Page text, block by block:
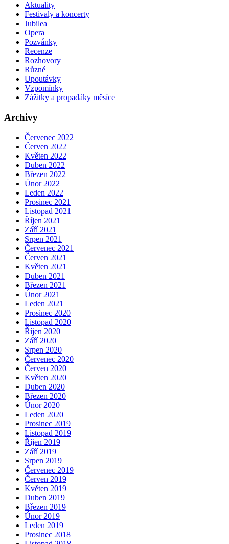
Aktuality
Festivaly a koncerty
Jubilea
Opera
Pozvánky
Recenze
Rozhovory
Různé
Upoutávky
Vzpomínky
Zážitky a propadáky měsíce
Archivy
Červenec 2022
Červen 2022
Květen 2022
Duben 2022
Březen 2022
Únor 2022
Leden 2022
Prosinec 2021
Listopad 2021
Říjen 2021
Září 2021
Srpen 2021
Červenec 2021
Červen 2021
Květen 2021
Duben 2021
Březen 2021
Únor 2021
Leden 2021
Prosinec 2020
Listopad 2020
Říjen 2020
Září 2020
Srpen 2020
Červenec 2020
Červen 2020
Květen 2020
Duben 2020
Březen 2020
Únor 2020
Leden 2020
Prosinec 2019
Listopad 2019
Říjen 2019
Září 2019
Srpen 2019
Červenec 2019
Červen 2019
Květen 2019
Duben 2019
Březen 2019
Únor 2019
Leden 2019
Prosinec 2018